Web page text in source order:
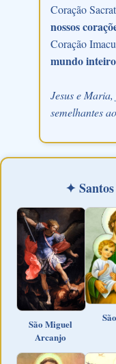
Coração
nossos
Coração
mundo inteiro
Jesus e Maria,
semelhantes
✦
São Miguel
Arcanjo